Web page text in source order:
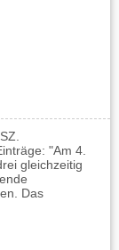
"Am 4.
gleichzeitig
Das